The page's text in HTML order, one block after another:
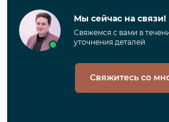
Мы сейчас на связи!
Свяжемся с вами в
уточнения деталей
Свяжитесь со